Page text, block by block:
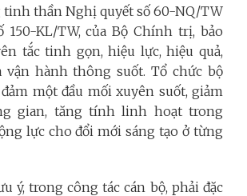
tinh thần Nghị quyết số 60-NQ/TW
150-KL/TW, của Bộ Chính trị, bảo
tắc tinh gọn, hiệu lực, hiệu quả,
vận hành thông suốt. Tổ chức bộ
một đầu mối xuyên suốt, giảm
gian, tăng tính linh hoạt trong
lực cho đổi mới sáng tạo ở từng
ý, trong công tác cán bộ, phải đặc